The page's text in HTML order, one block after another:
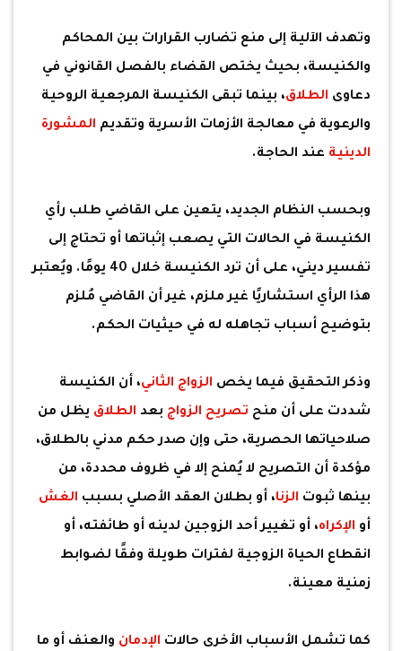
وتهدف الآلية إلى منع تضارب القرارات بين المحاكم
والكنيسة، بحيث يختص القضاء بالفصل القانوني في
دعاوى الطلاق، بينما تبقى الكنيسة المرجعية الروحية
والرعوية في معالجة الأزمات الأسرية وتقديم المشورة
الدينية عند الحاجة.
وبحسب النظام الجديد، يتعين على القاضي طلب رأي
الكنيسة في الحالات التي يصعب إثباتها أو تحتاج إلى
تفسير ديني، على أن ترد الكنيسة خلال 40 يومًا. ويُعتبر
هذا الرأي استشاريًا غير ملزم، غير أن القاضي مُلزم
بتوضيح أسباب تجاهله له في حيثيات الحكم.
وذكر التحقيق فيما يخص الزواج الثاني، أن الكنيسة
شددت على أن منح تصريح الزواج بعد الطلاق يظل من
صلاحياتها الحصرية، حتى وإن صدر حكم مدني بالطلاق،
مؤكدة أن التصريح لا يُمنح إلا في ظروف محددة، من
بينها ثبوت الزنا، أو بطلان العقد الأصلي بسبب الغش
أو الإكراه، أو تغيير أحد الزوجين لدينه أو طائفته، أو
انقطاع الحياة الزوجية لفترات طويلة وفقًا لضوابط
زمنية معينة.
كما تشمل الأسباب الأخرى حالات الإدمان والعنف أو ما